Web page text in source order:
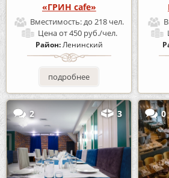
«ГРИН cafe»
Вместимость:до 218 чел.
Ценаот 450 руб./чел.
Район:Ленинский
подробнее
2 3 0